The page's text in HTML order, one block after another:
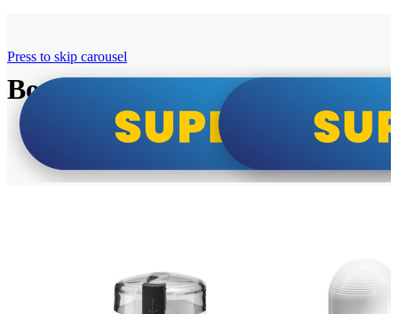
Bosch super cene
Press to skip carousel